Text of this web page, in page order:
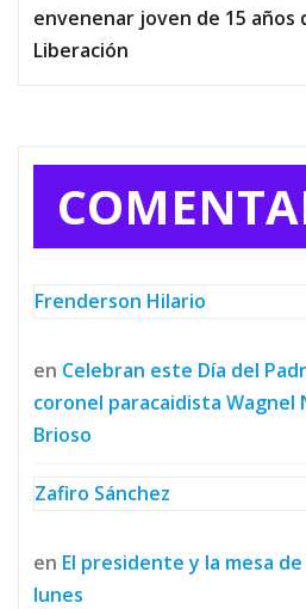
envenenar joven de 15 años
Liberación
Frenderson Hilario
en Celebran este Día del
coronel paracaidista Wagnel
Brioso
Zafiro Sánchez
en El presidente y la mesa
lunes